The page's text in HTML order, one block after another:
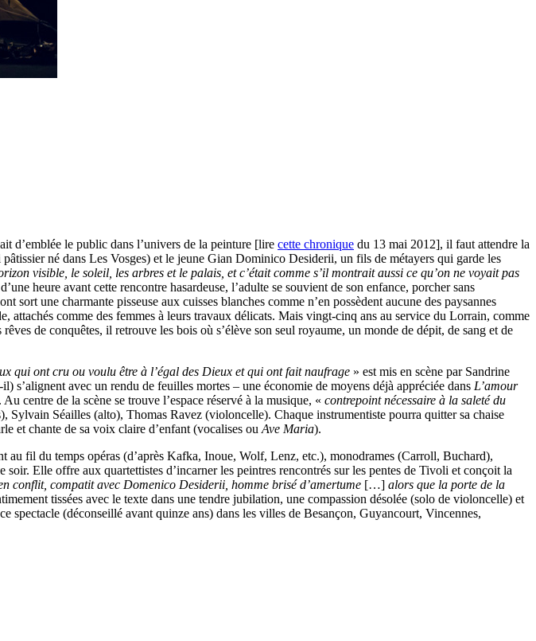
d’emblée le public dans l’univers de la peinture [lire cette chronique du 13 mai 2012], il faut attendre la
né dans Les Vosges) et le jeune Gian Dominico Desiderii, un fils de métayers qui garde les
visible, le soleil, les arbres et le palais, et c’était comme s’il montrait aussi ce qu’on ne voyait pas
heure avant cette rencontre hasardeuse, l’adulte se souvient de son enfance, porcher sans
une charmante pisseuse aux cuisses blanches comme n’en possèdent aucune des paysannes
attachés comme des femmes à leurs travaux délicats. Mais vingt-cinq ans au service du Lorrain, comme
de conquêtes, il retrouve les bois où s’élève son seul royaume, un monde de dépit, de sang et de
qui ont cru ou voulu être à l’égal des Dieux et qui ont fait naufrage » est mis en scène par Sandrine
s’alignent avec un rendu de feuilles mortes – une économie de moyens déjà appréciée dans L’amour
Au centre de la scène se trouve l’espace réservé à la musique, « contrepoint nécessaire à la saleté du
Séailles (alto), Thomas Ravez (violoncelle). Chaque instrumentiste pourra quitter sa chaise
et chante de sa voix claire d’enfant (vocalises ou Ave Maria).
fil du temps opéras (d’après Kafka, Inoue, Wolf, Lenz, etc.), monodrames (Carroll, Buchard),
Elle offre aux quartettistes d’incarner les peintres rencontrés sur les pentes de Tivoli et conçoit la
conflit, compatit avec Domenico Desiderii, homme brisé d’amertume […] alors que la porte de la
tissées avec le texte dans une tendre jubilation, une compassion désolée (solo de violoncelle) et
spectacle (déconseillé avant quinze ans) dans les villes de Besançon, Guyancourt, Vincennes,